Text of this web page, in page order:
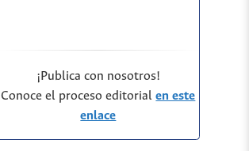
¡Publica con nosotros!
Conoce el proceso editorialen este
enlace